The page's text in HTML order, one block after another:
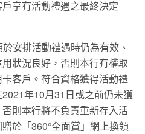
享有活動禮遇之最終決定
安排活動禮遇時仍為有效、
狀況良好，否則本行有權取
客戶。符合資格獲得活動禮
年10月31日或之前仍未獲
則本行將不負責重新存入活
於「360°全面賞」網上換領